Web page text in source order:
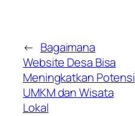
← Bagaimana
Website Desa Bisa
Meningkatkan Potensi
UMKM dan Wisata
Lokal